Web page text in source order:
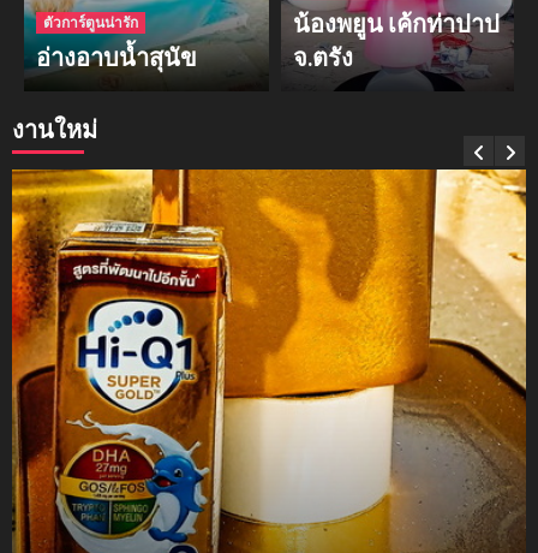
งานใหม่
ตัวการ์ตูนน่ารัก
อ่างอาบน้ำสุนัข
น้องพยูน เค้กท่าปาป
จ.ตรัง
3
mockups
soul young
4
mockups
ม็อคอัพขวด bsab